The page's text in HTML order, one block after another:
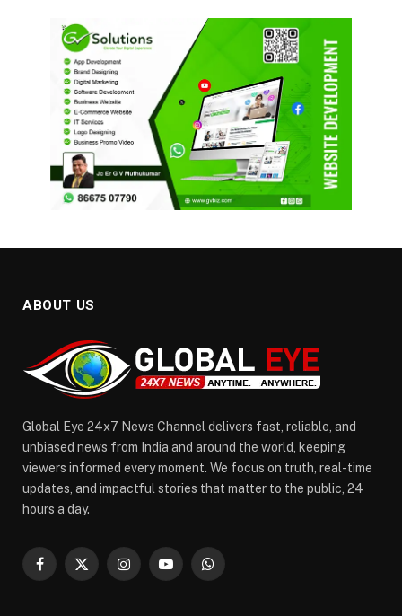
ABOUT US
Global Eye 24x7 News Channel delivers fast, reliable, and
unbiased news from India and around the world, keeping
viewers informed every moment. We focus on truth, real-time
updates, and impactful stories that matter to the public, 24
hours a day.
Facebook
X
InstagramYouTubeWhatsApp